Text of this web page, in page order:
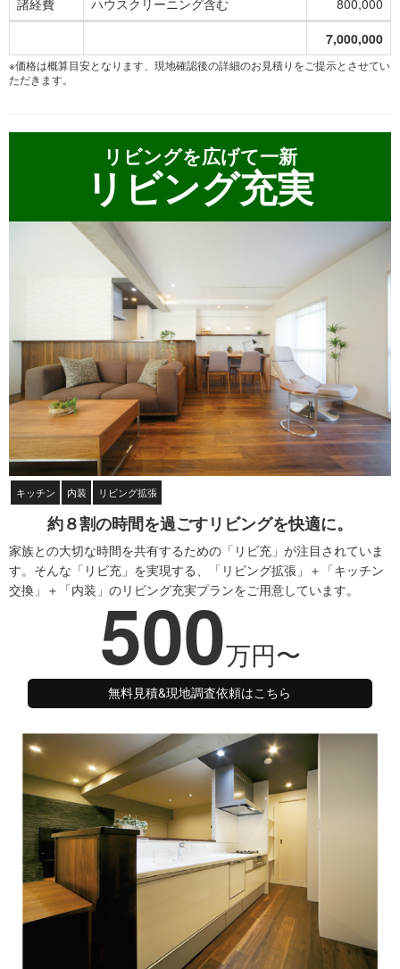
諸経費 ハウスクリーニング含む
800,000
7,000,000
※価格は概算目安となります、現地確認後の詳細のお見積りをご提示とさせてい
ただきます。
リビングを広げて一新
リビング充実
キッチン 内装 リビング拡張
約８割の時間を過ごすリビングを快適に。
家族との大切な時間を共有するための「リビ充」が注目されていま
す。そんな「リビ充」を実現する、「リビング拡張」＋「キッチン
交換」＋「内装」のリビング充実プランをご用意しています。
500万円〜
無料見積&現地調査依頼はこちら